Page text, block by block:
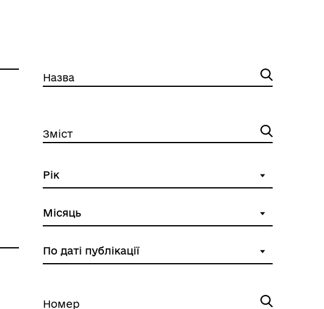
Назва
Зміст
Номер